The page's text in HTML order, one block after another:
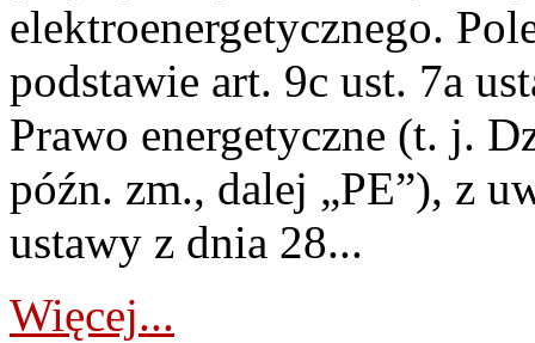
elektroenergetycznego.
podstawie art. 9c ust. 7a
Prawo energetyczne (t. j.
późn. zm., dalej „PE”), z
ustawy z dnia 28...
Więcej...